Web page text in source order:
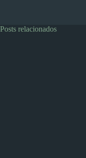
Posts relacionados